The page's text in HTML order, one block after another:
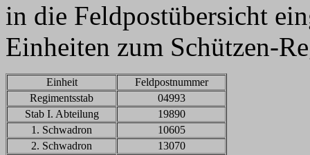
in die Feldpostübersicht
Einheiten zum Schützen-
Einheit
Feldpostnummer
Regimentsstab
04993
Stab I. Abteilung
19890
1. Schwadron
10605
2. Schwadron
13070